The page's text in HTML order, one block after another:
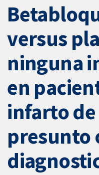
versus
ninguna
en
infarto
presunto